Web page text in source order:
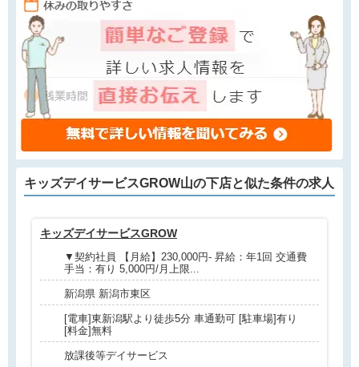
キッズデイサービスGROW山の下店と似た条件の求人
キッズデイサービスGROW
▼契約社員 【月給】230,000円- 昇給：年1回 交通費
手当：有り 5,000円/月上限...
新潟県 新潟市東区
[電車]東新潟駅より徒歩5分 車通勤可 [駐車場]有り
[料金]無料
放課後等デイサービス